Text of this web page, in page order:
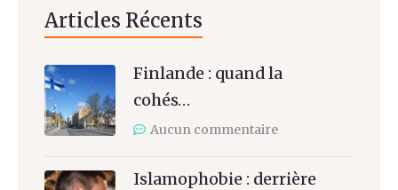
Articles Récents
Finlande : quand la
cohés…
Aucun commentaire
Islamophobie : derrière